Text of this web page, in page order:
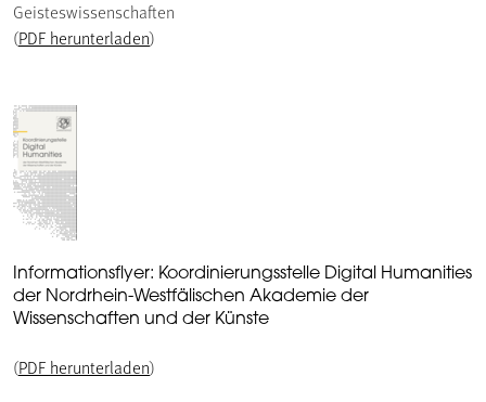
Geisteswissenschaften
(PDF herunterladen)
Informationsflyer: Koordinierungsstelle Digital Humanities
der Nordrhein-Westfälischen Akademie der
Wissenschaften und der Künste
(PDF herunterladen)